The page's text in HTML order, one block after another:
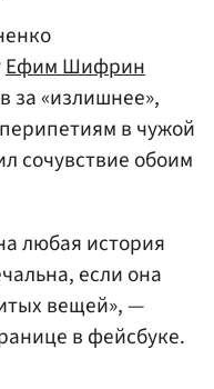
Ефим Шифрин
за «излишнее»,
в чужой
сочувствие обоим
любая история
если она
вещей», —
в фейсбуке.